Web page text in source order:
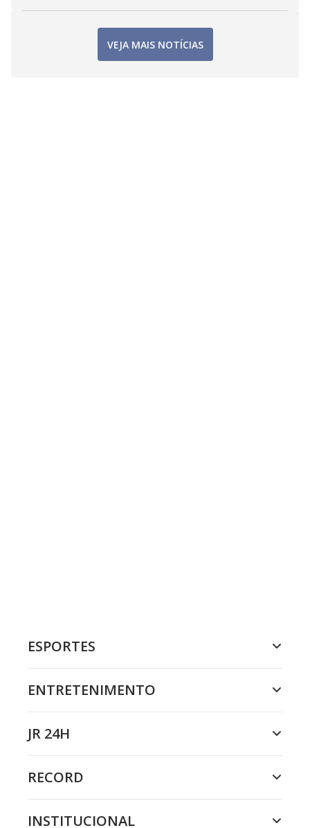
VEJA MAIS NOTÍCIAS
ESPORTES
ENTRETENIMENTO
JR 24H
RECORD
INSTITUCIONAL